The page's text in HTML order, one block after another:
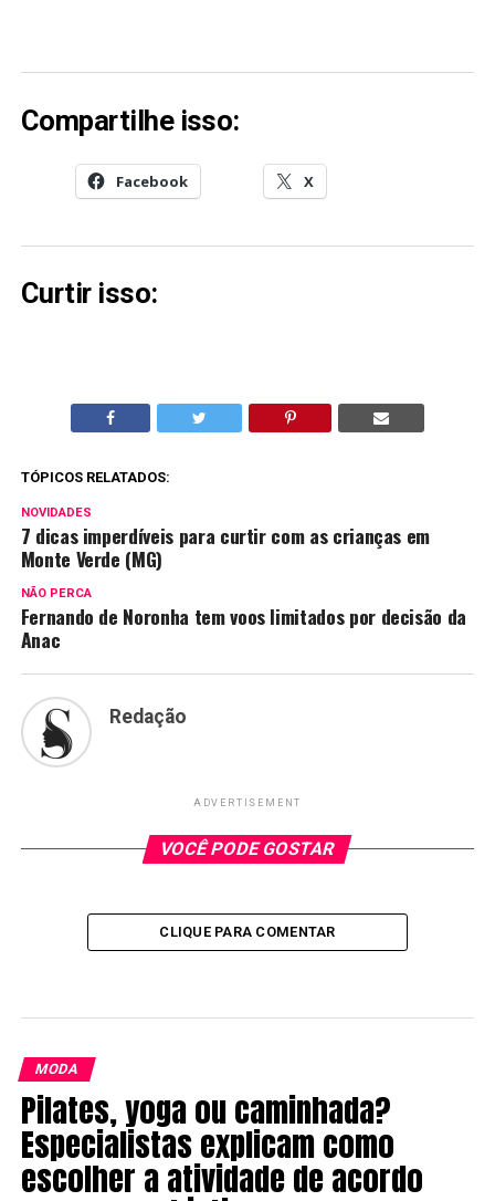
Compartilhe isso:
Facebook X
Curtir isso:
TÓPICOS RELATADOS:
NOVIDADES
7 dicas imperdíveis para curtir com as crianças em
Monte Verde (MG)
NÃO PERCA
Fernando de Noronha tem voos limitados por decisão da
Anac
Redação
ADVERTISEMENT
VOCÊ PODE GOSTAR
CLIQUE PARA COMENTAR
MODA
Pilates, yoga ou caminhada?
Especialistas explicam como
escolher a atividade de acordo